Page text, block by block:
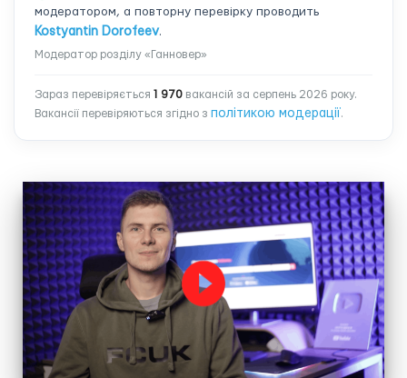
модератором, а повторну перевірку проводить
Kostyantin Dorofeev.
Модератор розділу «Ганновер»
Зараз перевіряється 1 970 вакансій за серпень 2026 року.
Вакансії перевіряються згідно з політикою модерації.